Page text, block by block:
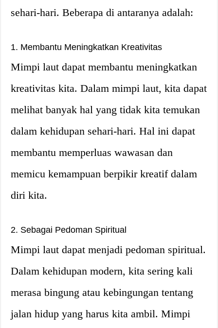
sehari-hari. Beberapa di antaranya adalah:
1. Membantu Meningkatkan Kreativitas
Mimpi laut dapat membantu meningkatkan
kreativitas kita. Dalam mimpi laut, kita dapat
melihat banyak hal yang tidak kita temukan
dalam kehidupan sehari-hari. Hal ini dapat
membantu memperluas wawasan dan
memicu kemampuan berpikir kreatif dalam
diri kita.
2. Sebagai Pedoman Spiritual
Mimpi laut dapat menjadi pedoman spiritual.
Dalam kehidupan modern, kita sering kali
merasa bingung atau kebingungan tentang
jalan hidup yang harus kita ambil. Mimpi